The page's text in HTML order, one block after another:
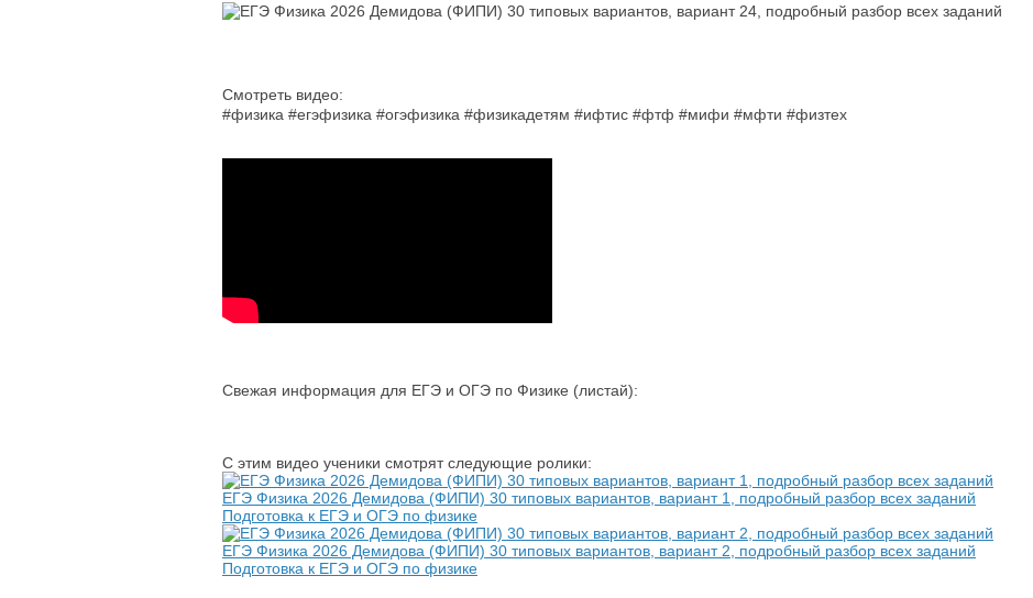
Смотреть видео:
#физика #егэфизика #огэфизика #физикадетям #ифтис #фтф #мифи #мфти #физтех
Свежая информация для ЕГЭ и ОГЭ по Физике (листай):
С этим видео ученики смотрят следующие ролики:
ЕГЭ Физика 2026 Демидова (ФИПИ) 30 типовых вариантов, вариант 1, подробный разбор всех заданий
Подготовка к ЕГЭ и ОГЭ по физике
ЕГЭ Физика 2026 Демидова (ФИПИ) 30 типовых вариантов, вариант 2, подробный разбор всех заданий
Подготовка к ЕГЭ и ОГЭ по физике